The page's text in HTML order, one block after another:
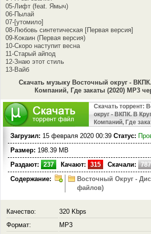
05-Лифт (feat. Ямыч)
06-Пылай
07-[утомило]
08-Любовь синтетическая [Первая версия]
09-Кокаин (Первая версия)
10-Скоро наступит весна
11-Старый айпод
12-Знаю этот стиль
13-Вайб
Скачать музыку Восточный округ -
Компаний, Где закаты (2020) MP3
Скачать торрент:
округ - ВКПК. В
Компаний, Где
Загрузил: 15 февраля 2020 00:39 Статус:
Размер: 198.39 MB
Раздают:
237 Качают: 315 Скачали:
787
Содержание:
Восточный Округ -
файлов)
Качество:
320 Kbps
Формат:
MP3